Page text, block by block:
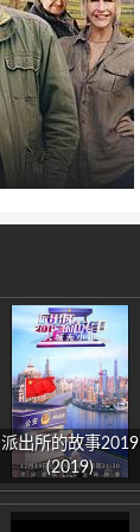
派出所的故事2019
(2019)